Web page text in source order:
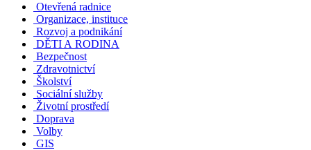
Otevřená radnice
Organizace, instituce
Rozvoj a podnikání
DĚTI A RODINA
Bezpečnost
Zdravotnictví
Školství
Sociální služby
Životní prostředí
Doprava
Volby
GIS